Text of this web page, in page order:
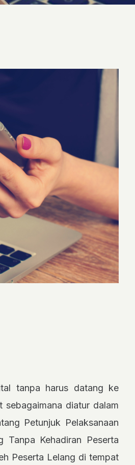
tanpa harus datang ke
diatur dalam
Petunjuk Pelaksanaan
Tanpa Kehadiran Peserta
Peserta Lelang di tempat